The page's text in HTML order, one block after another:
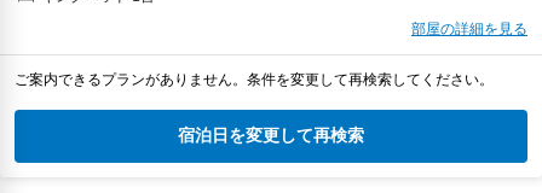
部屋の詳細を見る
ご案内できるプランがありません。条件を変更して再検索してください。
宿泊日を変更して再検索